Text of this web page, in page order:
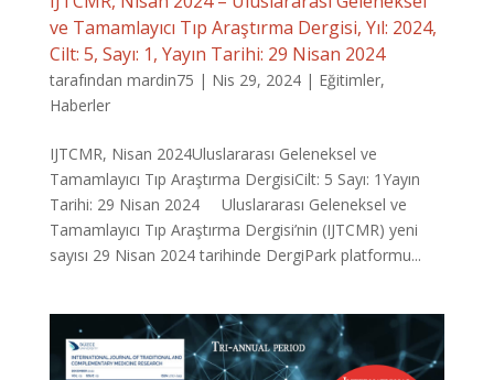
ve Tamamlayıcı Tıp Araştırma Dergisi, Yıl: 2024,
Cilt: 5, Sayı: 1, Yayın Tarihi: 29 Nisan 2024
tarafından mardin75 | Nis 29, 2024| Eğitimler,
Haberler
IJTCMR, Nisan 2024Uluslararası Geleneksel ve
Tamamlayıcı Tıp Araştırma DergisiCilt: 5 Sayı: 1Yayın
Tarihi: 29 Nisan 2024 Uluslararası Geleneksel ve
Tamamlayıcı Tıp Araştırma Dergisi’nin (IJTCMR) yeni
sayısı 29 Nisan 2024 tarihinde DergiPark platformu...